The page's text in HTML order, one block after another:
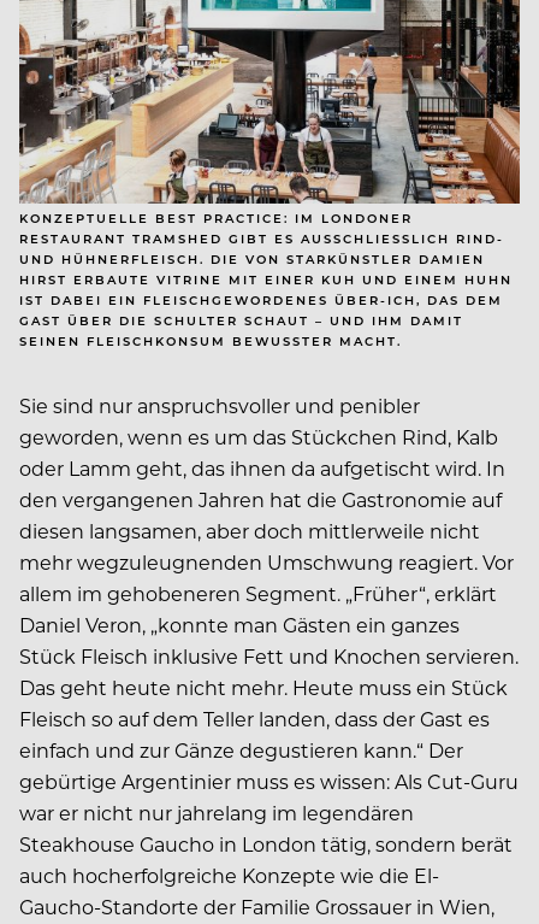
KONZEPTUELLE BEST PRACTICE: IM LONDONER
RESTAURANT TRAMSHED GIBT ES AUSSCHLIESSLICH RIND- U
ND HÜHNERFLEISCH. DIE VON STARKÜNSTLER DAMIEN H
IRST ERBAUTE VITRINE MIT EINER KUH UND EINEM HUHN I
ST DABEI EIN FLEISCHGEWORDENES ÜBER-ICH, DAS DEM G
AST ÜBER DIE SCHULTER SCHAUT – UND IHM DAMIT S
EINEN FLEISCHKONSUM BEWUSSTER MACHT.
Sie sind nur anspruchsvoller und penibler
geworden, wenn es um das Stückchen Rind, Kalb
oder Lamm geht, das ihnen da aufgetischt wird. In
den vergangenen Jahren hat die Gastronomie auf
diesen langsamen, aber doch mittlerweile nicht
mehr wegzuleugnenden Umschwung reagiert. Vor
allem im gehobeneren Segment. „Früher“, erklärt
Daniel Veron, „konnte man Gästen ein ganzes
Stück Fleisch inklusive Fett und Knochen servieren.
Das geht heute nicht mehr. Heute muss ein Stück
Fleisch so auf dem Teller landen, dass der Gast es
einfach und zur Gänze degustieren kann.“ Der
gebürtige Argentinier muss es wissen: Als Cut-Guru
war er nicht nur jahrelang im legendären
Steakhouse Gaucho in London tätig, sondern berät
auch hocherfolgreiche Konzepte wie die El-
Gaucho-Standorte der Familie Grossauer in Wien,